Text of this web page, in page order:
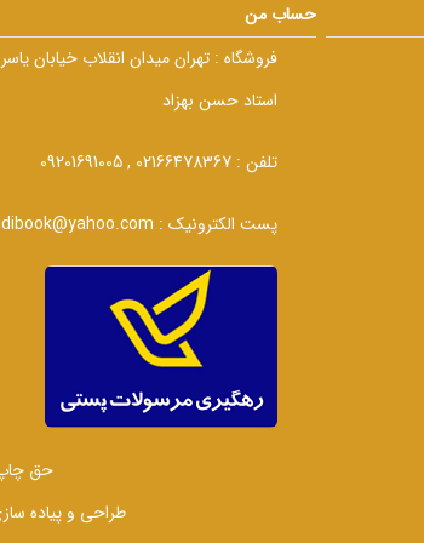
حساب من
فروشگاه : تهران میدان انقلاب خیابان
استاد حسن بهزاد
تلفن : 02166478367 , 09201691005
پست الکترونیک :
حق
طراحی و پیاده